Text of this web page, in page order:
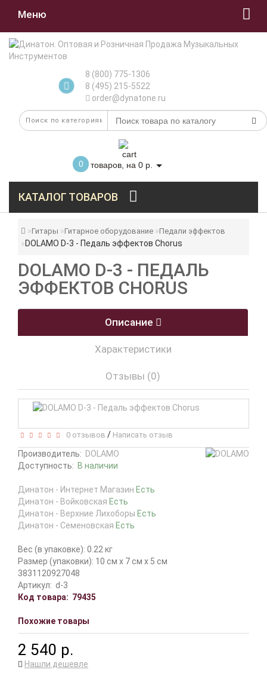
Меню
8 (800) 775-1306
8 (495) 215-5522
order@dynatone.ru
0 товаров, на 0 р.
КАТАЛОГ ТОВАРОВ
Гитары Гитарное оборудование Педали эффектов
DOLAMO D-3 - Педаль эффектов Chorus
DOLAMO D-3 - ПЕДАЛЬ
ЭФФЕКТОВ CHORUS
Описание
Характеристики
Отзывы (0)
0 отзывов / Написать отзыв
Производитель: DOLAMO
Доступность: В наличии
Динатон - Интернет Магазин Есть
Динатон - Войковская Есть
Динатон - Верхние Лихоборы Есть
Динатон - Семеновская Есть
Вес (в упаковке): 0.22 кг
Размер (упаковки): 10 см x 7 см x 5 см
3831120927048
Артикул: d-3
Код товара: 79435
Похожие товары
2 540 р.
Нашли дешевле